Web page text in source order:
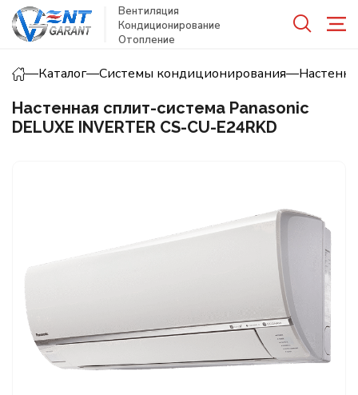
Вентиляция
Кондиционирование
Отопление
—Каталог—Системы кондиционирования—
Настенная сплит-система Panasonic
DELUXE INVERTER CS-CU-E24RKD